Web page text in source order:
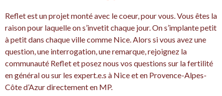
Reflet est un projet monté avec le coeur, pour vous. Vous êtes la
raison pour laquelle on s’invetit chaque jour. On s’implante petit
à petit dans chaque ville comme Nice. Alors si vous avez une
question, une interrogation, une remarque, rejoignez la
communauté Reflet et posez nous vos questions sur la fertilité
en général ou sur les expert.e.s à Nice et en Provence-Alpes-
Côte d’Azur directement en MP.